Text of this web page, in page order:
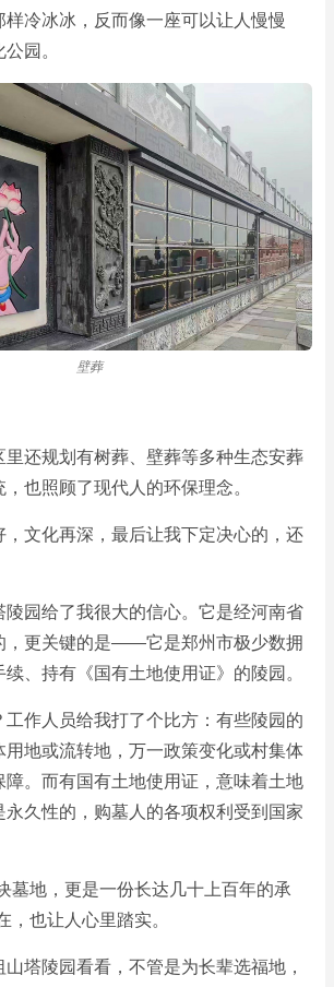
样冷冰冰，反而像一座可以让人慢慢
园。
壁葬
里还规划有树葬、壁葬等多种生态安葬
也照顾了现代人的环保理念。
，文化再深，最后让我下定决心的，还
陵园给了我很大的信心。它是经河南省
，更关键的是——它是郑州市极少数拥
、持有《国有土地使用证》的陵园。
工作人员给我打了个比方：有些陵园的
用地或流转地，万一政策变化或村集体
障。而有国有土地使用证，意味着土地
永久性的，购墓人的各项权利受到国家
墓地，更是一份长达几十上百年的承
，也让人心里踏实。
塔陵园看看，不管是为长辈选福地，